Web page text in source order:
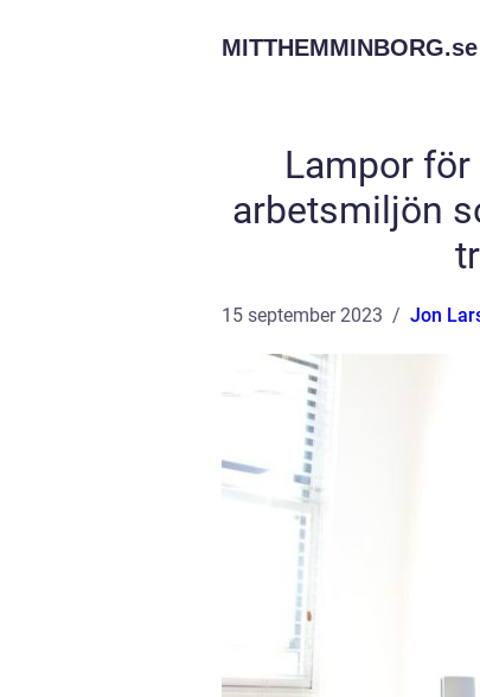
MITTHEMMINBORG.se
Lampor
arbetsmiljön
15 september 2023 Jon